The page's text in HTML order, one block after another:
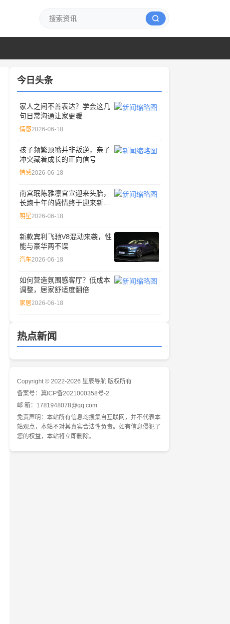
今日头条
家人之间不善表达？学会这几
句日常沟通让家更暖
情感2026-06-18
孩子频繁顶嘴并非叛逆，亲子
冲突藏着成长的正向信号
情感2026-06-18
南宫珉陈雅凛官宣迎来头胎，
长跑十年的感情终于迎来新成
员
明星2026-06-18
新款宾利飞驰V8混动来袭，性
能与豪华两不误
汽车2026-06-18
如何营造氛围感客厅？低成本
调整，居家舒适度翻倍
家居2026-06-18
热点新闻
Copyright © 2022-2026 星辰导航 版权所有
备案号： 冀ICP备2021000358号-2
邮 箱：1781948078@qq.com
免责声明：本站所有信息均搜集自互联网，并不代表本
站观点，本站不对其真实合法性负责。如有信息侵犯了
您的权益，本站将立即删除。